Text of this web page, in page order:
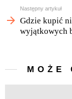
Następny artykuł
Gdzie kupić
wyjątkowych
MOŻE